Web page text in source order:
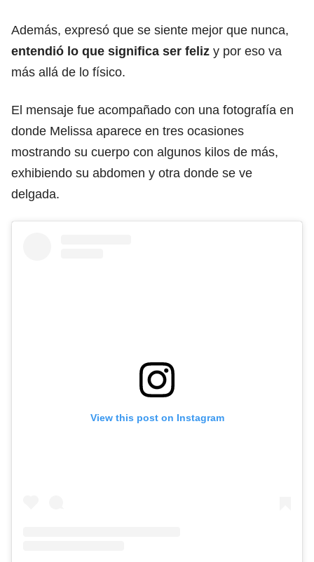
Además, expresó que se siente mejor que nunca,
entendió lo que significa ser feliz y por eso va
más allá de lo físico.
El mensaje fue acompañado con una fotografía en
donde Melissa aparece en tres ocasiones
mostrando su cuerpo con algunos kilos de más,
exhibiendo su abdomen y otra donde se ve
delgada.
View this post on Instagram